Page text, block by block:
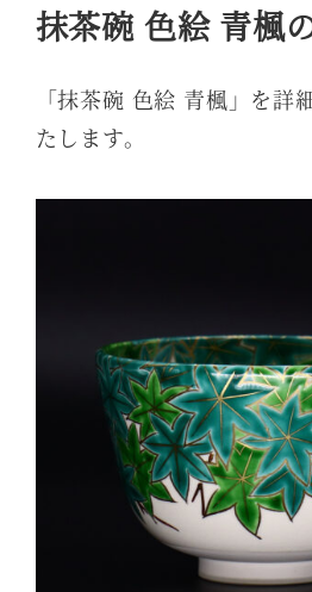
抹茶碗 色絵 青楓
「抹茶碗 色絵 青楓」を詳
たします。